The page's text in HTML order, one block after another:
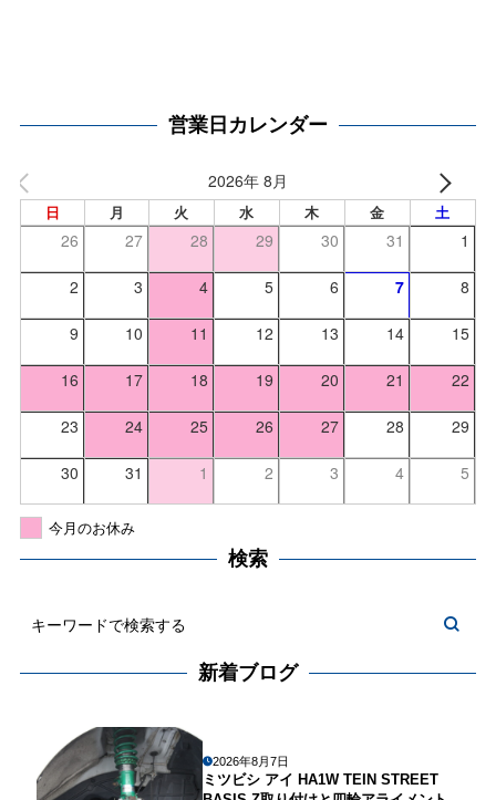
営業日カレンダー
2026年 8月
日 月 火 水 木 金 土
26 27 28 29 30 31 1
2 3 4 5 6 7 8
9 10 11 12 13 14 15
16 17 18 19 20 21 22
23 24 25 26 27 28 29
30 31 1 2 3 4 5
今月のお休み
検索
新着ブログ
2026年8月7日
ミツビシ アイ HA1W TEIN STREET